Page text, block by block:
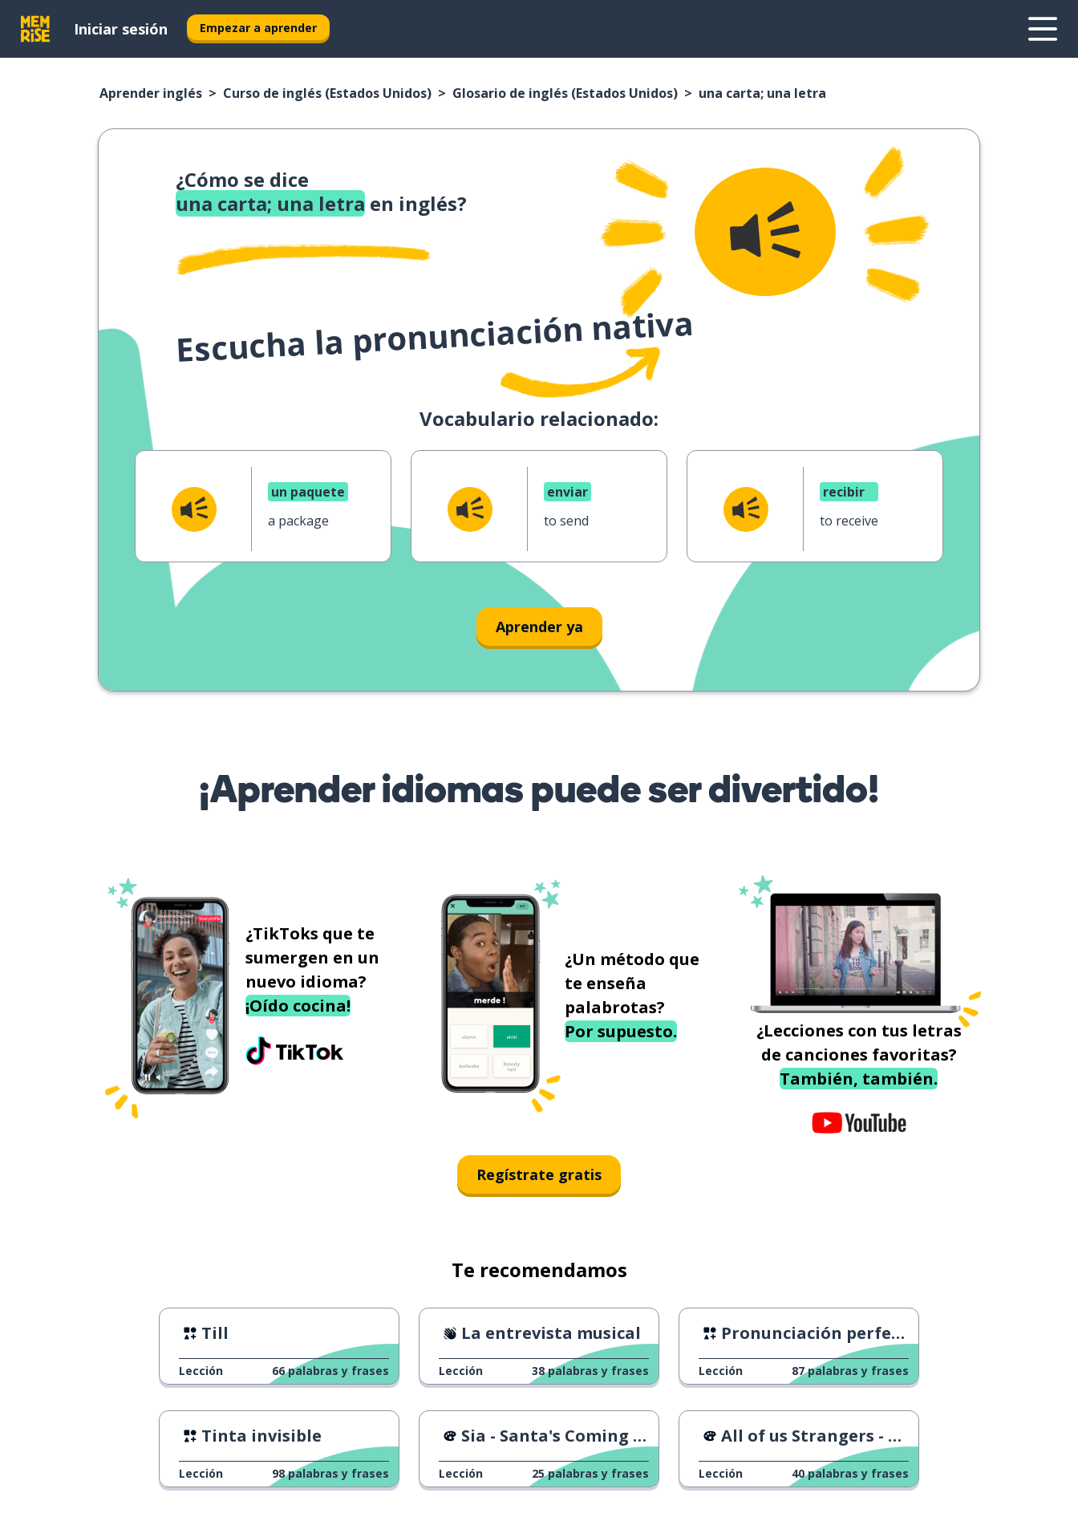
Iniciar sesión Empezar a aprender
Aprender inglés Curso de inglés (Estados Unidos) Glosario de inglés (Estados Unidos) una carta; una letra
¿Cómo se dice
una carta; una letra en inglés?
Escucha la pronunciación nativa
Vocabulario relacionado:
un paquete
a package
enviar
to send
recibir
to receive
Aprender ya
¡Aprender idiomas puede ser divertido!
¿TikToks que te
sumergen en un
nuevo idioma?
¡Oído cocina!
¿Un método que
te enseña
palabrotas?
Por supuesto.
¿Lecciones con tus letras
de canciones favoritas?
También, también.
Regístrate gratis
Te recomendamos
Till
Lección 66 palabras y frases
La entrevista musical
Lección 38 palabras y frases
Pronunciación perfecta
Lección 87 palabras y frases
Tinta invisible
Lección 98 palabras y frases
Sia - Santa's Coming For Us
Lección 25 palabras y frases
All of us Strangers - Tráiler
Lección 40 palabras y frases